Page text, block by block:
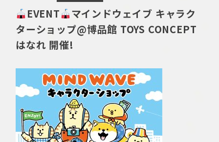
EVENT
マインドウェイブ キャラク
ターショップ@博品館 TOYS CONCEPT
はなれ 開催!